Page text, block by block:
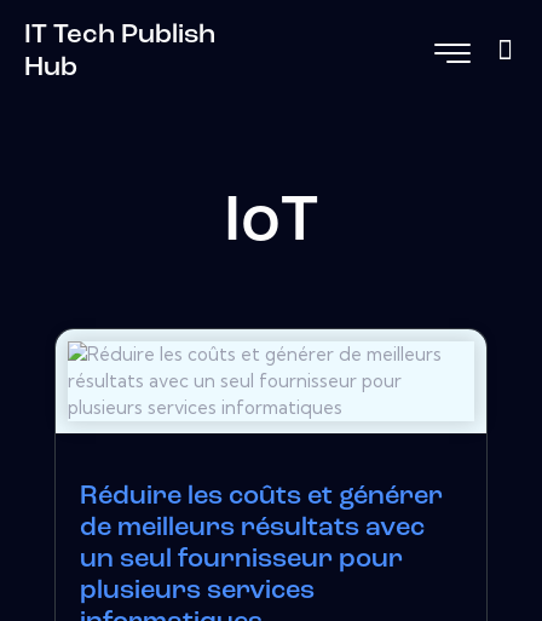
IT Tech Publish
Hub
IoT
Réduire les coûts et générer
de meilleurs résultats avec
un seul fournisseur pour
plusieurs services